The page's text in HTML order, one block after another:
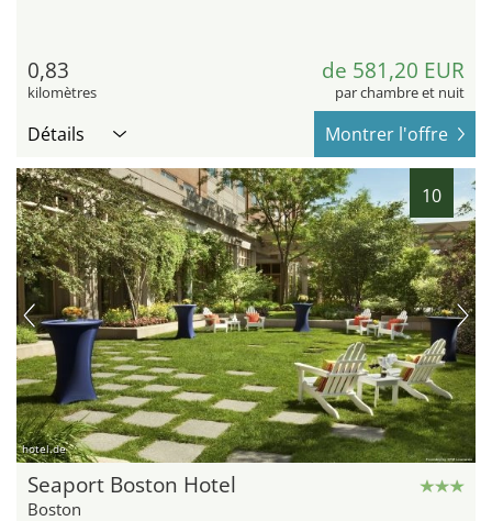
0,83
kilomètres
de 581,20 EUR
par chambre et nuit
Détails Montrer l'offre
10
hotel.de
Seaport Boston Hotel
Boston